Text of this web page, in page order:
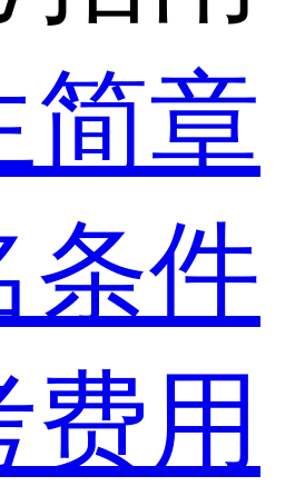
简章
条件
用